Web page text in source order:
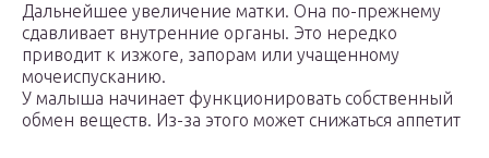
Дальнейшее увеличение матки. Она по-прежнему
сдавливает внутренние органы. Это нередко
приводит к изжоге, запорам или учащенному
мочеиспусканию.
У малыша начинает функционировать собственный
обмен веществ. Из-за этого может снижаться аппетит